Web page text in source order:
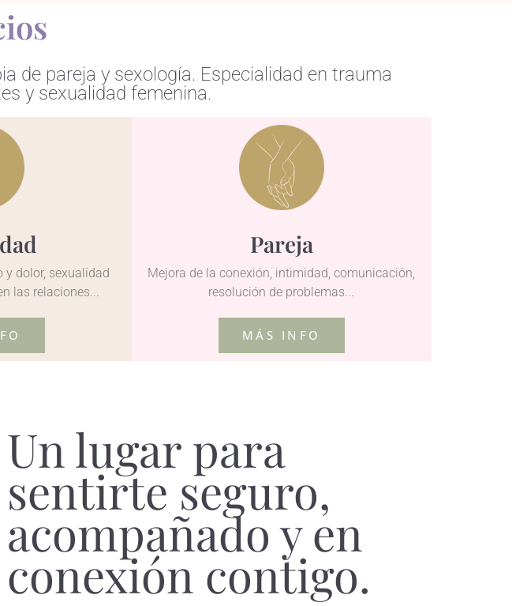
de pareja y sexología. Especialidad en trauma
y sexualidad femenina.
y dolor, sexualidad
las relaciones...
Pareja
Mejora de la conexión, intimidad, comunicación,
resolución de problemas...
MÁS INFO
Un lugar para
sentirte seguro,
acompañado y en
conexión contigo.